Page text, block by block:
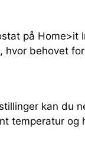
på
behovet
kan du
temperatur og